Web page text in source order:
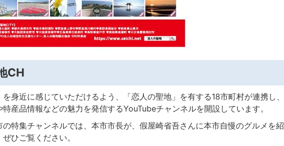
CH
を身近に感じていただけるよう、「恋人の聖地」を有する18市町村が連携し、
産品情報などの魅力を発信するYouTubeチャンネルを開設しています。
の特集チャンネルでは、本市市長が、假屋崎省吾さんに本市自慢のグルメを紹
ひご覧ください。